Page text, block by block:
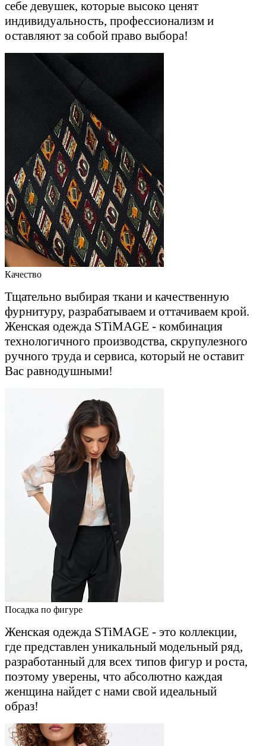
себе девушек, которые высоко ценят
индивидуальность, профессионализм и
оставляют за собой право выбора!
Качество
Тщательно выбирая ткани и качественную
фурнитуру, разрабатываем и оттачиваем крой.
Женская одежда STiMAGE - комбинация
технологичного производства, скрупулезного
ручного труда и сервиса, который не оставит
Вас равнодушными!
Посадка по фигуре
Женская одежда STiMAGE - это коллекции,
где представлен уникальный модельный ряд,
разработанный для всех типов фигур и роста,
поэтому уверены, что абсолютно каждая
женщина найдет с нами свой идеальный
образ!